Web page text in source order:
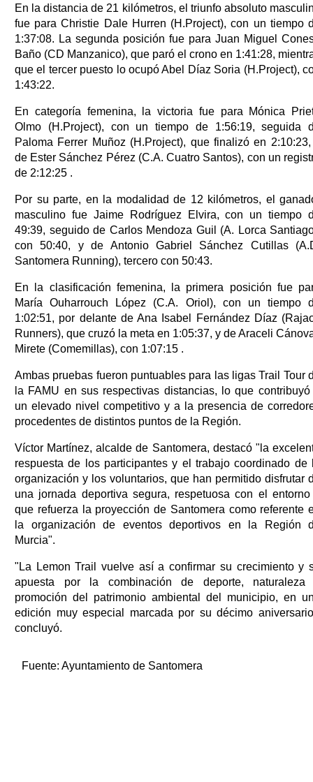
En la distancia de 21 kilómetros, el triunfo absoluto
fue para Christie Dale Hurren (H.Project), con un tiempo
1:37:08. La segunda posición fue para Juan Miguel
Baño (CD Manzanico), que paró el crono en 1:41:28,
que el tercer puesto lo ocupó Abel Díaz Soria (H.Project),
1:43:22.
En categoría femenina, la victoria fue para Mónica
Olmo (H.Project), con un tiempo de 1:56:19, seguida
Paloma Ferrer Muñoz (H.Project), que finalizó en
de Ester Sánchez Pérez (C.A. Cuatro Santos), con un
de 2:12:25 .
Por su parte, en la modalidad de 12 kilómetros, el
masculino fue Jaime Rodríguez Elvira, con un tiempo
49:39, seguido de Carlos Mendoza Guil (A. Lorca
con 50:40, y de Antonio Gabriel Sánchez Cutillas
Santomera Running), tercero con 50:43.
En la clasificación femenina, la primera posición fue
María Ouharrouch López (C.A. Oriol), con un tiempo
1:02:51, por delante de Ana Isabel Fernández Díaz
Runners), que cruzó la meta en 1:05:37, y de Araceli
Mirete (Comemillas), con 1:07:15 .
Ambas pruebas fueron puntuables para las ligas Trail Tour
la FAMU en sus respectivas distancias, lo que contribuyó
un elevado nivel competitivo y a la presencia de
procedentes de distintos puntos de la Región.
Víctor Martínez, alcalde de Santomera, destacó "la
respuesta de los participantes y el trabajo coordinado de
organización y los voluntarios, que han permitido disfrutar
una jornada deportiva segura, respetuosa con el
que refuerza la proyección de Santomera como referente
la organización de eventos deportivos en la Región
Murcia".
"La Lemon Trail vuelve así a confirmar su crecimiento y
apuesta por la combinación de deporte, naturaleza
promoción del patrimonio ambiental del municipio, en
edición muy especial marcada por su décimo
concluyó.
Fuente: Ayuntamiento de Santomera